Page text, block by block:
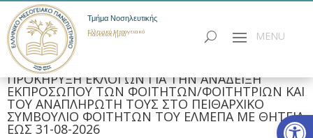
Τμήμα Νοσηλευτικής
Ελληνικό Μεσογειακό
Πανεπιστήμιο
ΠΡΟΚΗΡΥΞΗ ΕΚΛΟΓΩΝ ΓΙΑ ΤΗΝ ΑΝΑΔΕΙΞΗ
ΕΚΠΡΟΣΩΠΟΥ ΤΩΝ ΦΟΙΤΗΤΩΝ/ΦΟΙΤΗΤΡΙΩΝ ΚΑΙ
ΤΟΥ ΑΝΑΠΛΗΡΩΤΗ ΤΟΥΣ ΣΤΟ ΠΕΙΘΑΡΧΙΚΟ
ΣΥΜΒΟΥΛΙΟ ΦΟΙΤΗΤΩΝ ΤΟΥ ΕΛΜΕΠΑ ΜΕ ΘΗΤΕΙΑ
ΕΩΣ 31-08-2026